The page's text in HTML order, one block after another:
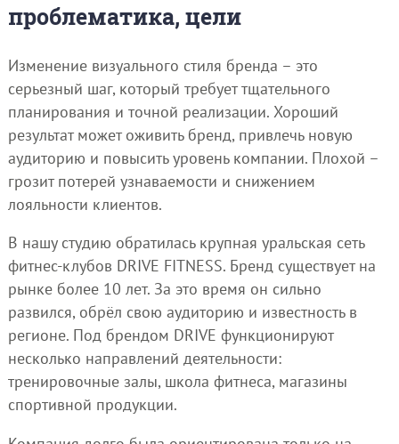
проблематика, цели
Изменение визуального стиля бренда – это
серьезный шаг, который требует тщательного
планирования и точной реализации. Хороший
результат может оживить бренд, привлечь новую
аудиторию и повысить уровень компании. Плохой –
грозит потерей узнаваемости и снижением
лояльности клиентов.
В нашу студию обратилась крупная уральская сеть
фитнес-клубов DRIVE FITNESS. Бренд существует на
рынке более 10 лет. За это время он сильно
развился, обрёл свою аудиторию и известность в
регионе. Под брендом DRIVE функционируют
несколько направлений деятельности:
тренировочные залы, школа фитнеса, магазины
спортивной продукции.